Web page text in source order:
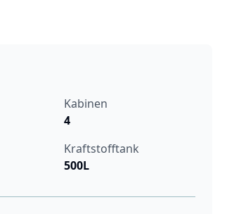
Kabinen
4
Kraftstofftank
500L